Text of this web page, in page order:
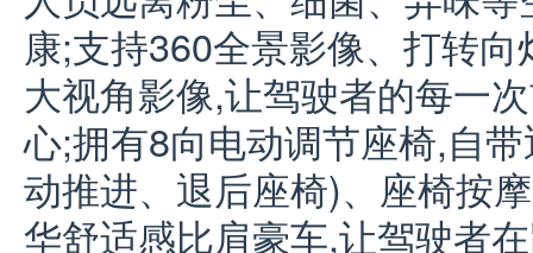
康;支持360全景影像、打转
大视角影像,让驾驶者的每一
心;拥有8向电动调节座椅,自
动推进、退后座椅)、座椅按
华舒适感比肩豪车,让驾驶者